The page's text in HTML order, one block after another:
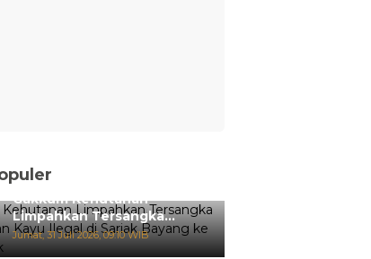
Gakkum Kehutanan
Limpahkan Tersangka
Pemanenan Kayu Ilegal di
Sariak Bayang ke Kejari
Jumat, 31 Juli 2026, 09:10 WIB